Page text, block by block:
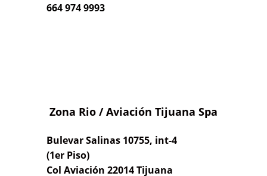
664 974 9993
Zona Rio / Aviación Tijuana Spa
Bulevar Salinas 10755, int-4
(1er Piso)
Col Aviación 22014 Tijuana